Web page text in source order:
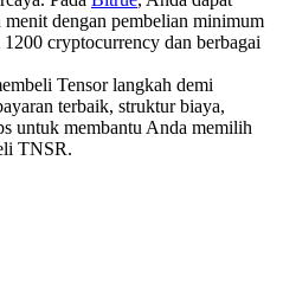
USDT sebagai jaminannya
dengan pembelian minimum
cryptocurrency dan berbagai
Tensor langkah demi
terbaik, struktur biaya,
untuk membantu Anda memilih
TNSR.